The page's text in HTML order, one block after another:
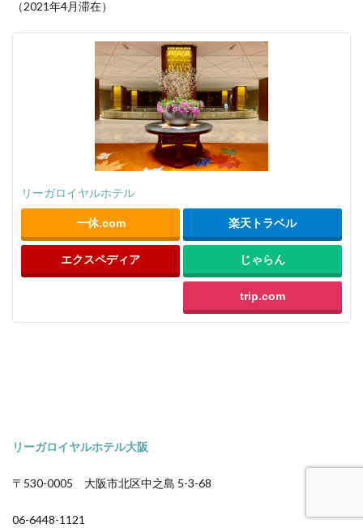
（2021年4月滞在）
リーガロイヤルホテル
一休.com 楽天トラベル
エクスペディア じゃらん
trip.com
リーガロイヤルホテル大阪
〒530-0005 大阪市北区中之島 5-3-68
06-6448-1121